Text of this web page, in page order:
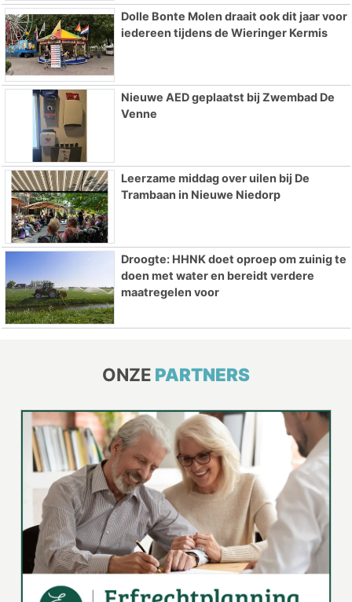
Dolle Bonte Molen draait ook dit jaar voor
iedereen tijdens de Wieringer Kermis
Nieuwe AED geplaatst bij Zwembad De
Venne
Leerzame middag over uilen bij De
Trambaan in Nieuwe Niedorp
Droogte: HHNK doet oproep om zuinig te
doen met water en bereidt verdere
maatregelen voor
ONZE PARTNERS